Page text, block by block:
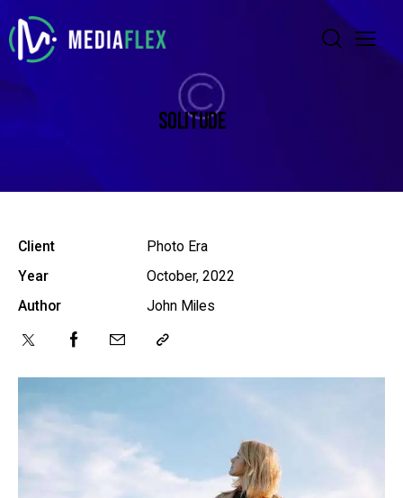
SOLITUDE
Client
Photo Era
Year
October, 2022
Author
John Miles